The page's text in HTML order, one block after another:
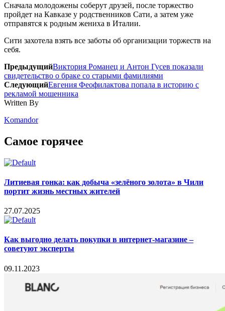
Сначала молодожены соберут друзей, после торжество
пройдет на Кавказе у родственников Сати, а затем уже
отправятся к родным жениха в Италии.
Сити захотела взять все заботы об организации торжеств на
себя.
ПредыдущийВиктория Романец и Антон Гусев показали
свидетельство о браке со старыми фамилиями
СледующийЕвгения Феофилактова попала в историю с
рекламой мошенника
Written By
Komandor
Самое горячее
Литиевая гонка: как добыча «зелёного золота» в Чили
портит жизнь местных жителей
27.07.2025
Как выгодно делать покупки в интернет-магазине –
советуют эксперты
09.11.2023